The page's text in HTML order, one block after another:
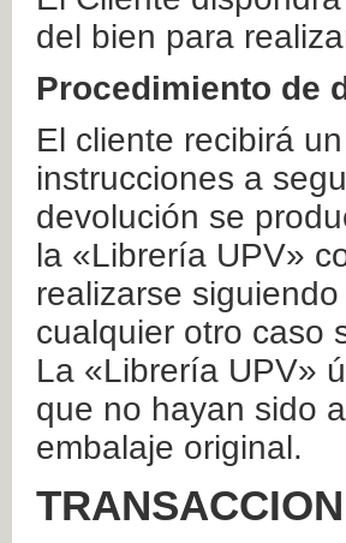
del bien para
Procedimiento de
El cliente recibirá
instrucciones a
devolución se
la «Librería UPV»
realizarse
cualquier otro caso
La «Librería UPV»
que no hayan sido
embalaje original.